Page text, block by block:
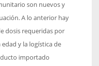
son nuevos y
A lo anterior hay
dosis requeridas por
y la logística de
importado